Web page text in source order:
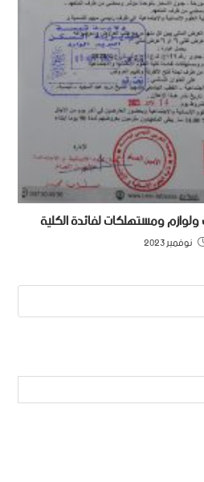
ولوازم ومستهلكات لفائدة الكلية